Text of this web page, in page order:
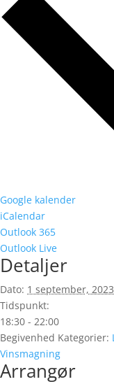
Google kalender
iCalendar
Outlook 365
Outlook Live
Detaljer
Dato: 1 september, 2023
Tidspunkt:
18:30 - 22:00
Begivenhed Kategorier:
Vinsmagning
Arrangør